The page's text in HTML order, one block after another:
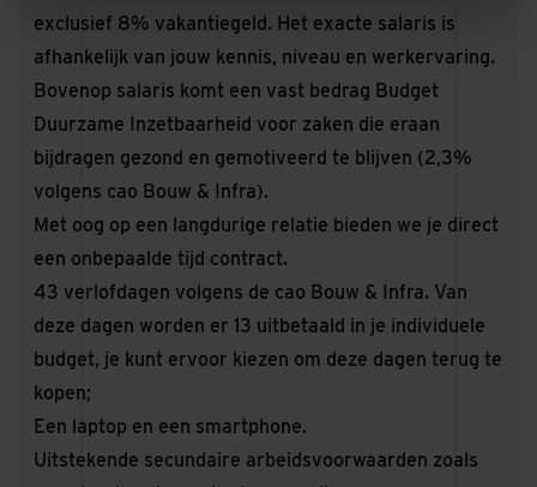
exclusief 8% vakantiegeld. Het exacte salaris is
afhankelijk van jouw kennis, niveau en werkervaring.
Bovenop salaris komt een vast bedrag Budget
Duurzame Inzetbaarheid voor zaken die eraan
bijdragen gezond en gemotiveerd te blijven (2,3%
volgens cao Bouw & Infra).
Met oog op een langdurige relatie bieden we je direct
een onbepaalde tijd contract.
43 verlofdagen volgens de cao Bouw & Infra. Van
deze dagen worden er 13 uitbetaald in je individuele
budget, je kunt ervoor kiezen om deze dagen terug te
kopen;
Een laptop en een smartphone.
Uitstekende secundaire arbeidsvoorwaarden zoals